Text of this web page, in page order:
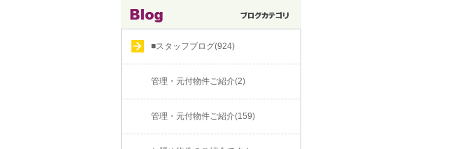
■スタッフブログ(924)
管理・元付物件ご紹介(2)
管理・元付物件ご紹介(159)